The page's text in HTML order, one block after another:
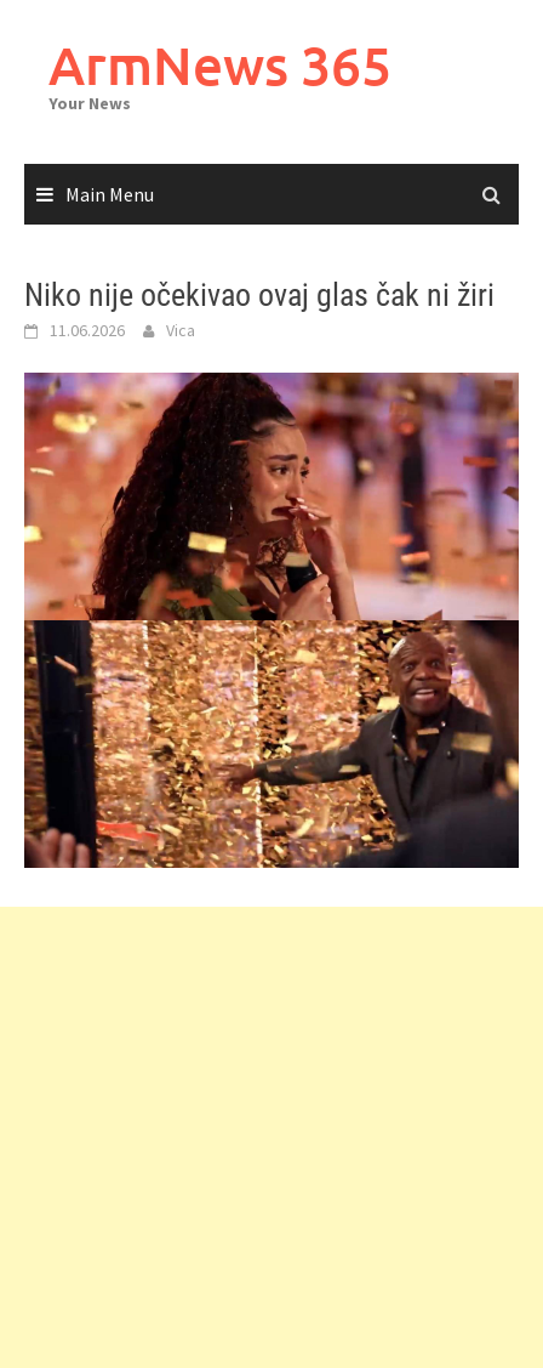
contentArmNews 365
Your News
Main Menu
Niko nije očekivao ovaj glas čak ni žiri
11.06.2026 Vica